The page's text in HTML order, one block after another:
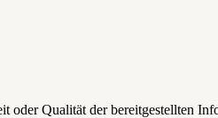
Qualität der bereitgestellten